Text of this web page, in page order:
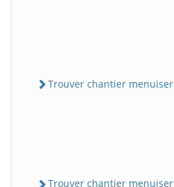
Trouver chantier
Trouver chantier